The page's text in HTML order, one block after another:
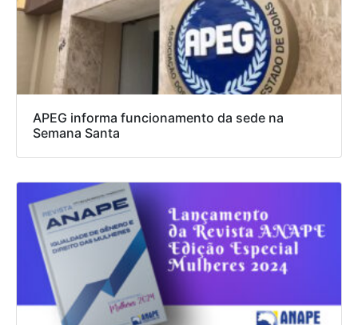
APEG informa funcionamento da sede na
Semana Santa